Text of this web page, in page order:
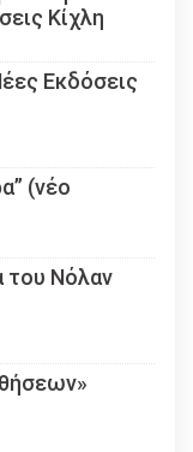
Κίχλη
Εκδόσεις
(νέο
του Νόλαν